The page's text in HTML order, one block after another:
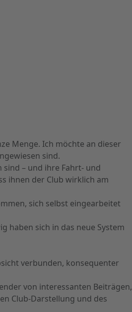
Menge. Ich möchte an dieser
sind.
– und ihre Fahrt- und
ihnen der Club wirklich am
sich selbst eingearbeitet
haben sich in das neue System
verbunden, konsequenter
von interessanten Beiträgen,
Club-Darstellung und des